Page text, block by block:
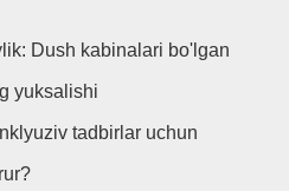
Dush kabinalari bo'lgan
yuksalishi
tadbirlar uchun